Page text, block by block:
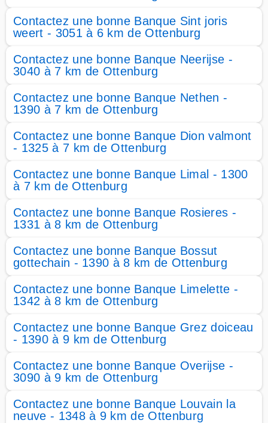
Contactez une bonne Banque Sint joris
weert - 3051 à 6 km de Ottenburg
Contactez une bonne Banque Neerijse -
3040 à 7 km de Ottenburg
Contactez une bonne Banque Nethen -
1390 à 7 km de Ottenburg
Contactez une bonne Banque Dion valmont
- 1325 à 7 km de Ottenburg
Contactez une bonne Banque Limal - 1300
à 7 km de Ottenburg
Contactez une bonne Banque Rosieres -
1331 à 8 km de Ottenburg
Contactez une bonne Banque Bossut
gottechain - 1390 à 8 km de Ottenburg
Contactez une bonne Banque Limelette -
1342 à 8 km de Ottenburg
Contactez une bonne Banque Grez doiceau
- 1390 à 9 km de Ottenburg
Contactez une bonne Banque Overijse -
3090 à 9 km de Ottenburg
Contactez une bonne Banque Louvain la
neuve - 1348 à 9 km de Ottenburg